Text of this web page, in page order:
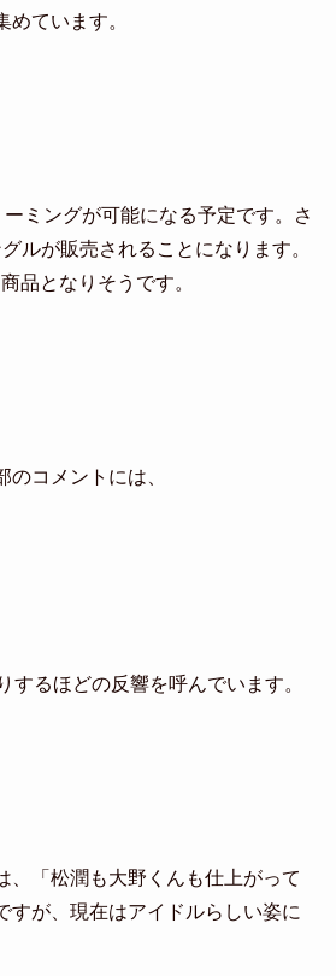
ています。
ミングが可能になる予定です。さ
ルが販売されることになります。
品となりそうです。
コメントには、
るほどの反響を呼んでいます。
、「松潤も大野くんも仕上がって
すが、現在はアイドルらしい姿に